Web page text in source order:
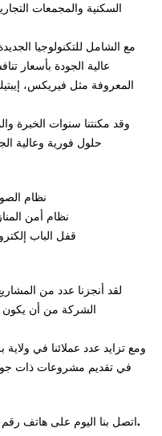
السكنية والمجمعات
مع الشامل للتكنولوجيا
عالية الجودة بأسعار
المعروفة مثل فيريكس،
وقد مكنتنا سنوات الخبرة
حلول فورية وعالية
نظام
نظام أمن
قفل الباب
لقد أنجزنا عدد من
الشركة من أن يكون
ومع تزايد عدد عملائنا في ولاية
في تقديم مشروعات ذات
اتصل بنا اليوم على هاتف رقملمناقشة احتياجاتك الخاصة.